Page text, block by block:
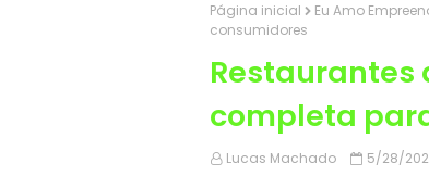
Página inicial Eu Amo
consumidores
Restaurantes
completa
Lucas Machado 5/28/